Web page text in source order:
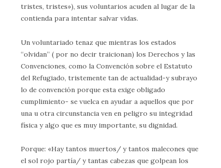
tristes, tristes»), sus voluntarios acuden al lugar de la
contienda para intentar salvar vidas.
Un voluntariado tenaz que mientras los estados
“olvidan” ( por no decir traicionan) los Derechos y las
Convenciones, como la Convención sobre el Estatuto
del Refugiado, tristemente tan de actualidad-y subrayo
lo de convención porque esta exige obligado
cumplimiento- se vuelca en ayudar a aquellos que por
una u otra circunstancia ven en peligro su integridad
física y algo que es muy importante, su dignidad.
Porque: «Hay tantos muertos/ y tantos malecones que
el sol rojo partía/ y tantas cabezas que golpean los